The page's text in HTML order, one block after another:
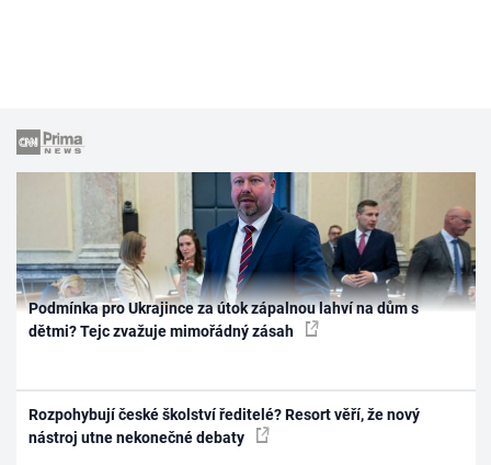
Podmínka pro Ukrajince za útok zápalnou lahví na dům s
dětmi? Tejc zvažuje mimořádný zásah
Rozpohybují české školství ředitelé? Resort věří, že nový
nástroj utne nekonečné debaty